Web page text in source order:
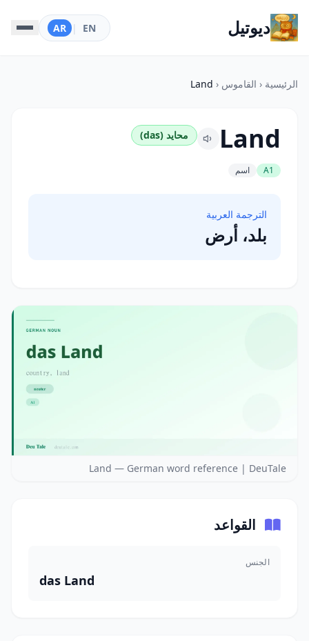
ديوتيل EN
|
AR
الرئيسية ‹ القاموس ‹
Land
Land محايد (das)
A1 اسم
الترجمة العربية
بلد، أرض
Land — German word reference | DeuTale
القواعد
الجنس
das Land